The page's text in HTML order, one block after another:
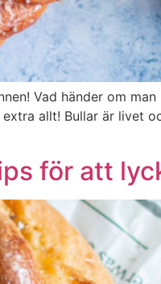
Vad händer om
allt! Bullar är livet
för att